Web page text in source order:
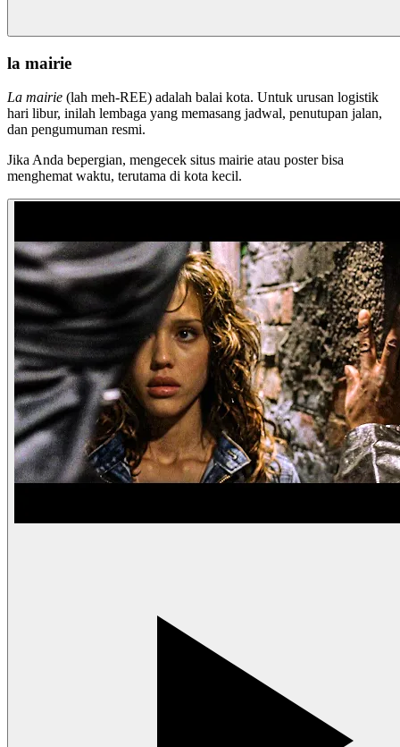
la mairie
La mairie (lah meh-REE) adalah balai kota. Untuk urusan logistik
hari libur, inilah lembaga yang memasang jadwal, penutupan jalan,
dan pengumuman resmi.
Jika Anda bepergian, mengecek situs mairie atau poster bisa
menghemat waktu, terutama di kota kecil.